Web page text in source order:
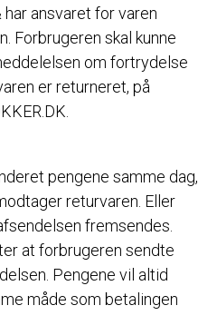
ansvaret for varen
Forbrugeren skal kunne
om fortrydelse
er returneret, på
pengene samme dag,
returvaren. Eller
fremsendes.
at forbrugeren sendte
Pengene vil altid
måde som betalingen